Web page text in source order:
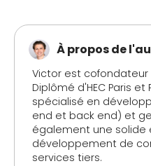
À propos de
Victor est cofondateur
Diplômé d'HEC Paris
spécialisé en
end et back end) et
également une solide
développement de
services tiers.